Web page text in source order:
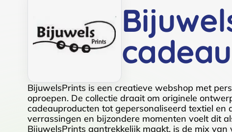
BijuwelsPrints is een creatieve webshop met
oproepen. De collectie draait om originele
cadeauproducten tot gepersonaliseerd textiel en
verrassingen en bijzondere momenten voelt dit
BijuwelsPrints aantrekkelijk maakt, is de mix